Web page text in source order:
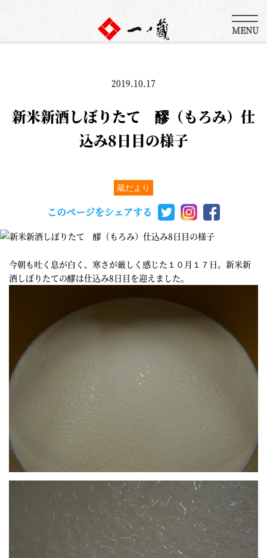
MENU
2019.10.17
新米新酒しぼりたて 醪（もろみ）仕
込み8日目の様子
蔵だより
このページをシェアする
今朝も吐く息が白く、寒さが厳しく感じた１０月１７日。新米新
酒しぼりたての醪は仕込み8日目を迎えました。